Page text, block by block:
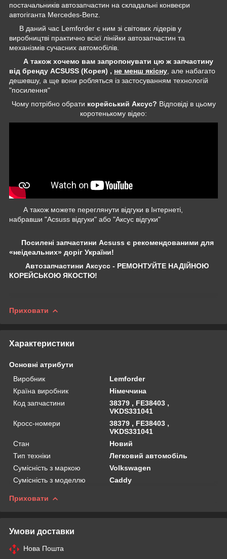
постачальників автозапчастин на складальні конвеєри
автогіганта Mercedes-Benz.
В даний час Lemforder є ним зі світових лідерів у
виробництві практично всієї лінійки автозапчастин та
механізмів сучасних автомобілів.
А також хочемо вам запропонувати цю ж запчастину
від бренду ACSUSS (Корея) , не менш якісну , але набагато
дешевшу, а ще вони робляться із застосуванням технологій
"посилення"
Чому потрібно обрати корейський Аксус? Відповіді в цьому
коротенькому відео:
А також можете переглянути відгуки в Інтернеті,
набравши "Acsuss відгуки" або "Аксус відгуки"
Посилені запчастини Acsuss є рекомендованими для
«неідеальних» доріг України!
Автозапчастини Аксусс - РЕМОНТУЙТЕ НАДІЙНОЮ
КОРЕЙСЬКОЮ ЯКОСТЮ!
Приховати
Характеристики
Основні атрибути
Виробник
Lemforder
Країна виробник
Німеччина
Код запчастини
38379 , FE38403 ,
VKDS331041
Кросс-номери
38379 , FE38403 ,
VKDS331041
Стан
Новий
Тип техніки
Легковий автомобіль
Сумісність з маркою
Volkswagen
Сумісність з моделлю
Caddy
Приховати
Умови доставки
Нова Пошта